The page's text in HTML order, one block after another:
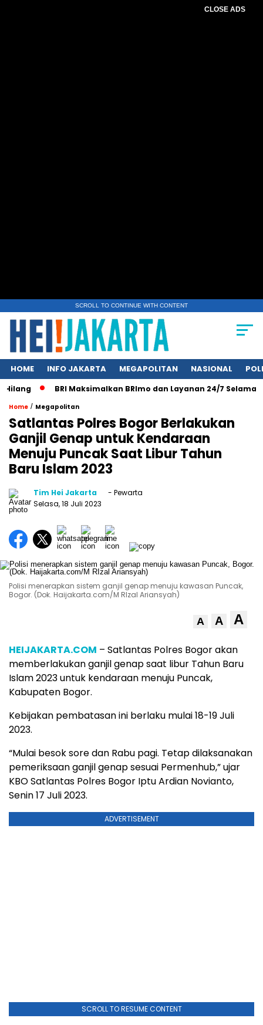
CLOSE ADS
SCROLL TO CONTINUE WITH CONTENT
HOME INFO JAKARTA MEGAPOLITAN NASIONAL
BRI Maksimalkan BRImo dan Layanan 24/7 Selama
Home / Megapolitan
Satlantas Polres Bogor Berlakukan
Ganjil Genap untuk Kendaraan
Menuju Puncak Saat Libur Tahun
Baru Islam 2023
Tim Hei Jakarta
- Pewarta
Selasa, 18 Juli 2023
Polisi menerapkan sistem ganjil genap menuju kawasan Puncak,
Bogor. (Dok. Haijakarta.com/M RIzal Ariansyah)
A A A
HEIJAKARTA.COM – Satlantas Polres Bogor akan
memberlakukan ganjil genap saat libur Tahun Baru
Islam 2023 untuk kendaraan menuju Puncak,
Kabupaten Bogor.
Kebijakan pembatasan ini berlaku mulai 18-19 Juli
2023.
“Mulai besok sore dan Rabu pagi. Tetap dilaksanakan
pemeriksaan ganjil genap sesuai Permenhub,” ujar
KBO Satlantas Polres Bogor Iptu Ardian Novianto,
Senin 17 Juli 2023.
ADVERTISEMENT
SCROLL TO RESUME CONTENT